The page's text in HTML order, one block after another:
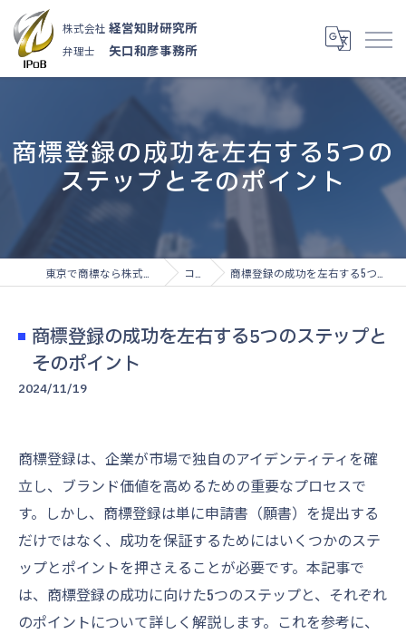
株式会社 経営知財研究所
弁理士 矢口和彦事務所
商標登録の成功を左右する5つの
ステップとそのポイント
コラム 商標登録の成功を左右する5つのステップとそのポイント
商標登録の成功を左右する5つのステップと
そのポイント
2024/11/19
商標登録は、企業が市場で独自のアイデンティティを確
立し、ブランド価値を高めるための重要なプロセスで
す。しかし、商標登録は単に申請書（願書）を提出する
だけではなく、成功を保証するためにはいくつかのステ
ップとポイントを押さえることが必要です。本記事で
は、商標登録の成功に向けた5つのステップと、それぞれ
のポイントについて詳しく解説します。これを参考に、